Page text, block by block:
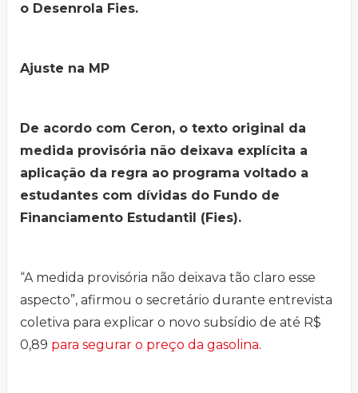
o Desenrola Fies.
Ajuste na MP
De acordo com Ceron, o texto original da
medida provisória não deixava explícita a
aplicação da regra ao programa voltado a
estudantes com dívidas do Fundo de
Financiamento Estudantil (Fies).
“A medida provisória não deixava tão claro esse
aspecto”, afirmou o secretário durante entrevista
coletiva para explicar o novo subsídio de até R$
0,89 para segurar o preço da gasolina.